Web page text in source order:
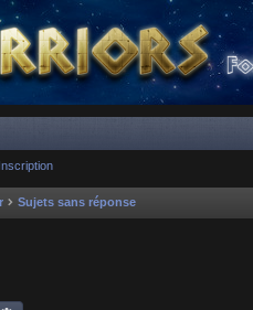
Inscription
Sujets sans réponse